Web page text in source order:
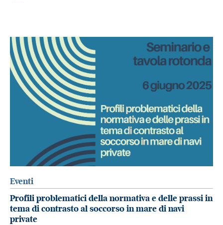
Eventi
Profili problematici della normativa e delle prassi in
tema di contrasto al soccorso in mare di navi
private